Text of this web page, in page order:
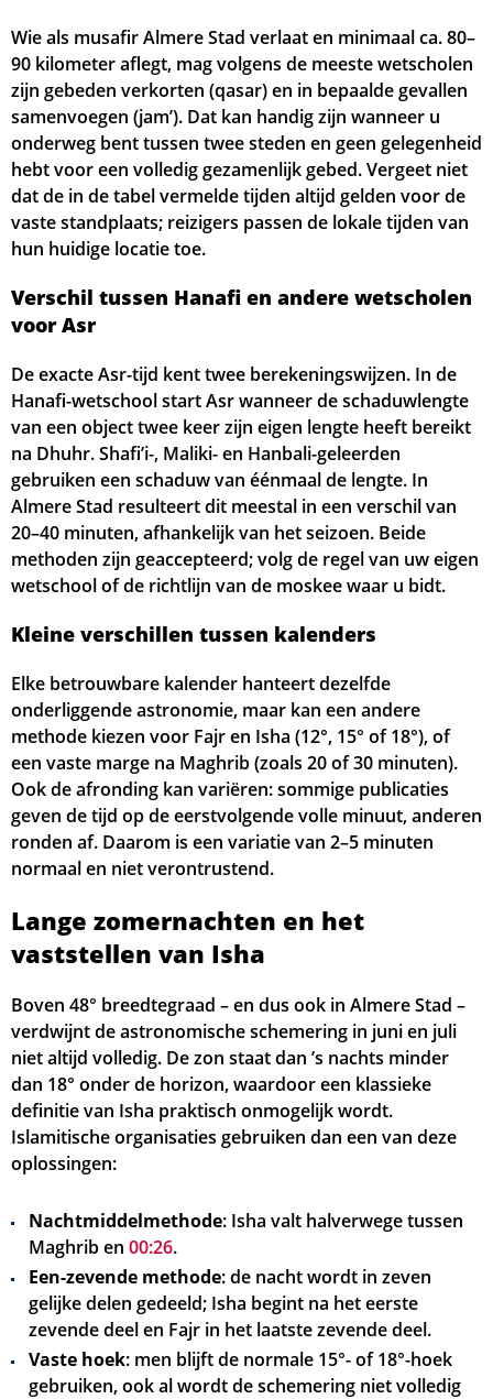
Wie als musafir Almere Stad verlaat en minimaal ca. 80–
90 kilometer aflegt, mag volgens de meeste wetscholen
zijn gebeden verkorten (qasar) en in bepaalde gevallen
samenvoegen (jamʼ). Dat kan handig zijn wanneer u
onderweg bent tussen twee steden en geen gelegenheid
hebt voor een volledig gezamenlijk gebed. Vergeet niet
dat de in de tabel vermelde tijden altijd gelden voor de
vaste standplaats; reizigers passen de lokale tijden van
hun huidige locatie toe.
Verschil tussen Hanafi en andere wetscholen
voor Asr
De exacte Asr-tijd kent twee berekeningswijzen. In de
Hanafi-wetschool start Asr wanneer de schaduwlengte
van een object twee keer zijn eigen lengte heeft bereikt
na Dhuhr. Shafi’i-, Maliki- en Hanbali-geleerden
gebruiken een schaduw van éénmaal de lengte. In
Almere Stad resulteert dit meestal in een verschil van
20–40 minuten, afhankelijk van het seizoen. Beide
methoden zijn geaccepteerd; volg de regel van uw eigen
wetschool of de richtlijn van de moskee waar u bidt.
Kleine verschillen tussen kalenders
Elke betrouwbare kalender hanteert dezelfde
onderliggende astronomie, maar kan een andere
methode kiezen voor Fajr en Isha (12°, 15° of 18°), of
een vaste marge na Maghrib (zoals 20 of 30 minuten).
Ook de afronding kan variëren: sommige publicaties
geven de tijd op de eerstvolgende volle minuut, anderen
ronden af. Daarom is een variatie van 2–5 minuten
normaal en niet verontrustend.
Lange zomernachten en het
vaststellen van Isha
Boven 48° breedtegraad – en dus ook in Almere Stad –
verdwijnt de astronomische schemering in juni en juli
niet altijd volledig. De zon staat dan ’s nachts minder
dan 18° onder de horizon, waardoor een klassieke
definitie van Isha praktisch onmogelijk wordt.
Islamitische organisaties gebruiken dan een van deze
oplossingen:
Nachtmiddelmethode: Isha valt halverwege tussen
Maghrib en 00:26.
Een-zevende methode: de nacht wordt in zeven
gelijke delen gedeeld; Isha begint na het eerste
zevende deel en Fajr in het laatste zevende deel.
Vaste hoek: men blijft de normale 15°- of 18°-hoek
gebruiken, ook al wordt de schemering niet volledig